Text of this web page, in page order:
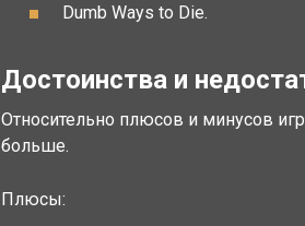
Dumb Ways to Die.
Достоинства и
Относительно плюсов и минусов
больше.
Плюсы: